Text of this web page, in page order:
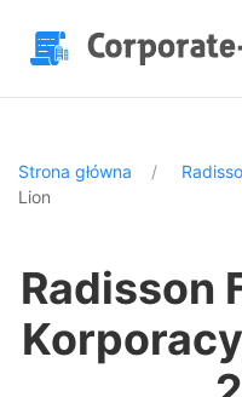
Strona główna
Lion
Radisson